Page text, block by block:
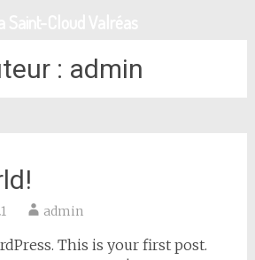
: admin
admin
This is your first post.